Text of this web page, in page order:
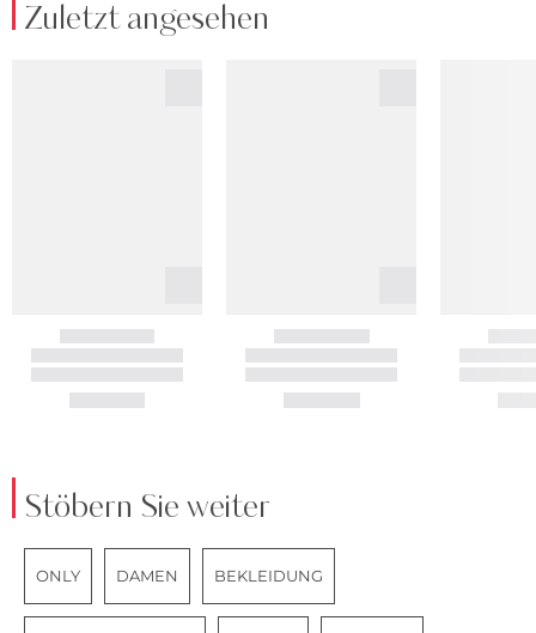
Zuletzt angesehen
Stöbern Sie weiter
ONLY DAMEN BEKLEIDUNG